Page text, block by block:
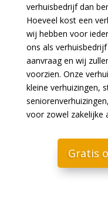
verhuisbedrijf dan
Hoeveel kost een
wij hebben voor
ons als
aanvraag en wij
voorzien. Onze
kleine verhuizingen,
voor zowel zakelijke
Gratis